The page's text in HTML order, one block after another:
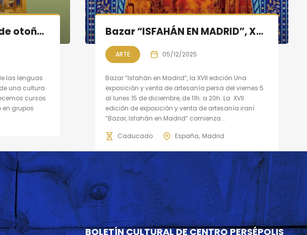
Clases de farsi, Curso de otoño 2025
las lenguas
una cultura
cursos
en grupos
Bazar “ISFAHÁN EN MADRID”, XVII Edición, 5 al 15 de diciembre
ARTE 05/12/2025
Bazar “Isfahán en Madrid”, la XVII edición Una
exposición y venta de artesanía persa del viernes 5
al lunes 15 de diciembre, de 11h. a 20h. La XVII
edición de exposición y venta de artesanía iraní
“Bazar, Isfahán en Madrid” comienza...
Caducado España Madrid
BOLETÍN CULTURAL DE CENTRO PERSÉPOLIS